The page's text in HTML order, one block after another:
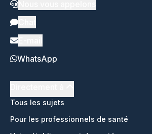
WhatsApp
Tous les sujets
Pour les professionnels de santé